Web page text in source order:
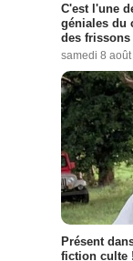
C'est l'une
géniales du
des
samedi 8
Présent
fiction culte